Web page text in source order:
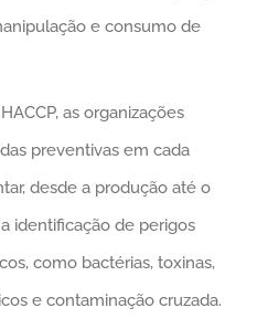
e consumo de
as organizações
preventivas em cada
desde a produção até o
identificação de perigos
como bactérias, toxinas,
e contaminação cruzada.